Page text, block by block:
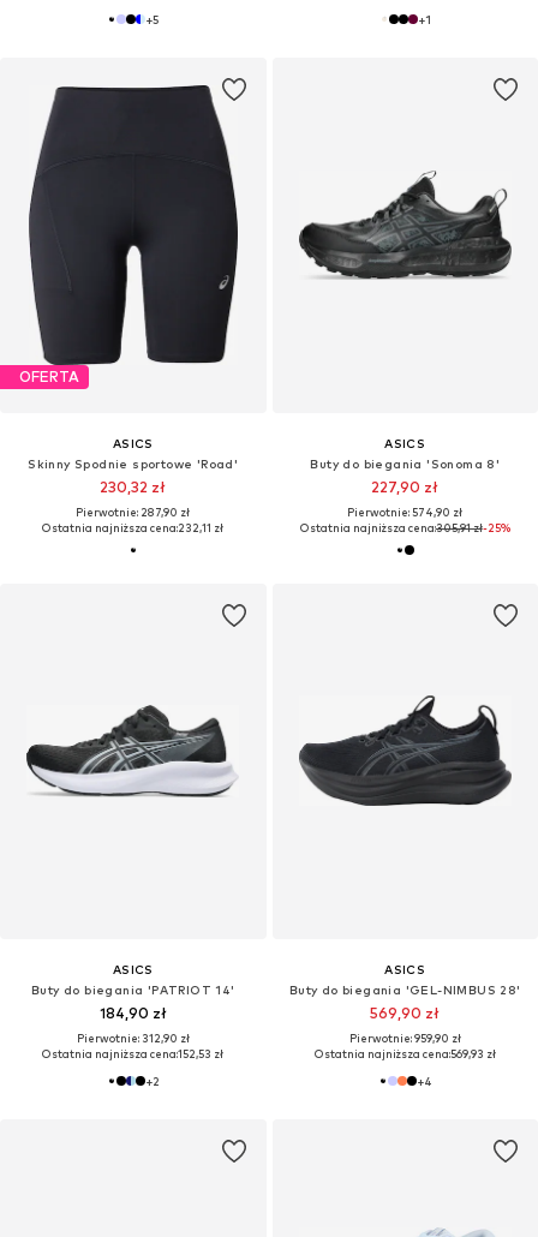
+5 +1
OFERTA
ASICS
Skinny Spodnie sportowe 'Road'
230,32 zł
Pierwotnie: 287,90 zł
Ostatnia najniższa cena:232,11 zł
ASICS
Buty do biegania 'Sonoma 8'
227,90 zł
Pierwotnie: 574,90 zł
Ostatnia najniższa cena:305,91 zł-25%
ASICS
Buty do biegania 'PATRIOT 14'
184,90 zł
Pierwotnie: 312,90 zł
Ostatnia najniższa cena:152,53 zł
+2
ASICS
Buty do biegania 'GEL-NIMBUS 28'
569,90 zł
Pierwotnie: 959,90 zł
Ostatnia najniższa cena:569,93 zł
+4